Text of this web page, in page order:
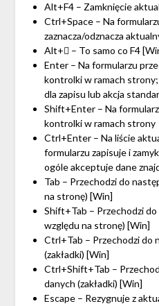
Alt+F4 – Zamknięcie
Ctrl+Space – Na
zaznacza/odznacza
Alt+ – To samo co F4
Enter – Na formularzu
kontrolki w ramach
dla zapisu lub akcja
Shift+Enter – Na
kontrolki w ramach strony
Ctrl+Enter – Na liście
formularzu zapisuje i
ogóle akceptuje dane
Tab – Przechodzi do
na stronę) [Win]
Shift+Tab – Przechodzi
względu na stronę) [Win]
Ctrl+Tab – Przechodzi do
(zakładki) [Win]
Ctrl+Shift+Tab –
danych (zakładki) [Win]
Escape – Rezygnuje z